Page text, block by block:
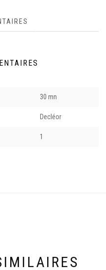
30 mn
Decléor
1